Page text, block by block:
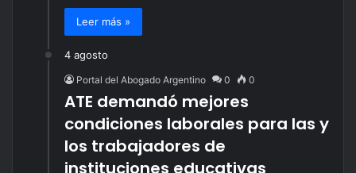
Leer más »
4 agosto
Portal del Abogado Argentino 0 0
ATE demandó mejores
condiciones laborales para las y
los trabajadores de
instituciones educativas